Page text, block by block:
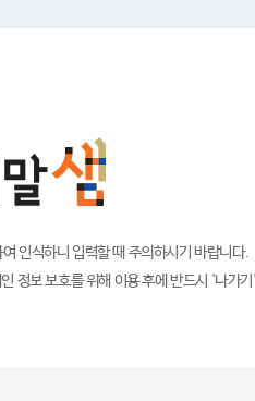
인식하니 입력할 때 주의하시기 바랍니다.
정보 보호를 위해 이용 후에 반드시 '나가